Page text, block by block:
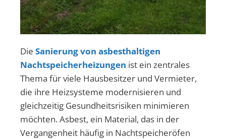
Die Sanierung von asbesthaltigen
Nachtspeicherheizungen ist ein zentrales
Thema für viele Hausbesitzer und Vermieter,
die ihre Heizsysteme modernisieren und
gleichzeitig Gesundheitsrisiken minimieren
möchten. Asbest, ein Material, das in der
Vergangenheit häufig in Nachtspeicheröfen